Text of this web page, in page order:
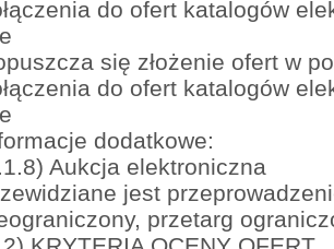
do ofert katalogów
się złożenie ofert w
do ofert katalogów
dodatkowe:
Aukcja elektroniczna
jest
przetarg